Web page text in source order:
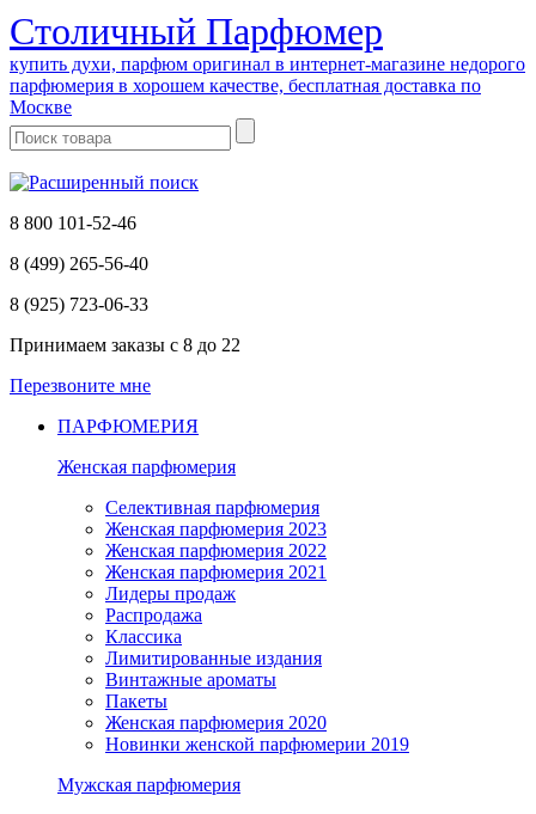
Cтоличный Парфюмер
купить духи, парфюм оригинал в интернет-магазине недорого
парфюмерия в хорошем качестве, бесплатная доставка по
Москве
8 800 101-52-46
8 (499) 265-56-40
8 (925) 723-06-33
Принимаем заказы с 8 до 22
Перезвоните мне
ПАРФЮМЕРИЯ
Женская парфюмерия
Селективная парфюмерия
Женская парфюмерия 2023
Женская парфюмерия 2022
Женская парфюмерия 2021
Лидеры продаж
Распродажа
Классика
Лимитированные издания
Винтажные ароматы
Пакеты
Женская парфюмерия 2020
Новинки женской парфюмерии 2019
Мужская парфюмерия